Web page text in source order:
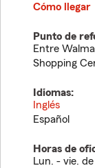
Cómo llegar
Punto de
Entre
Shopping
Idiomas:
Inglés
Español
Horas de
Lun. - vie.